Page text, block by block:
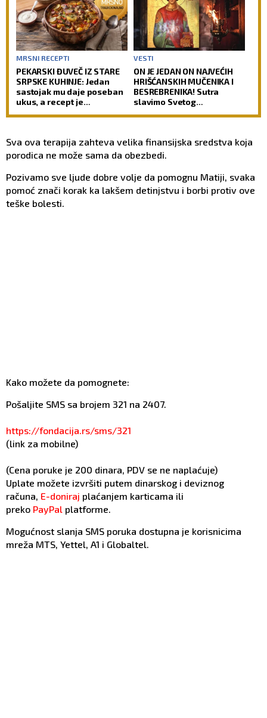
MRSNI RECEPTI
PEKARSKI ĐUVEČ IZ STARE
SRPSKE KUHINJE: Jedan
sastojak mu daje poseban
ukus, a recept je
VESTI
ON JE JEDAN ON NAJVEĆIH
HRIŠĆANSKIH MUČENIKA I
BESREBRENIKA! Sutra
slavimo Svetog
Sva ova terapija zahteva velika finansijska sredstva koja
porodica ne može sama da obezbedi.
Pozivamo sve ljude dobre volje da pomognu Matiji, svaka
pomoć znači korak ka lakšem detinjstvu i borbi protiv ove
teške bolesti.
Kako možete da pomognete:
Pošaljite SMS sa brojem 321 na 2407.
https://fondacija.rs/sms/321
(link za mobilne)
(Cena poruke je 200 dinara, PDV se ne naplaćuje)
Uplate možete izvršiti putem dinarskog i deviznog
računa, E-doniraj plaćanjem karticama ili
preko PayPal platforme.
Mogućnost slanja SMS poruka dostupna je korisnicima
mreža MTS, Yettel, A1 i Globaltel.